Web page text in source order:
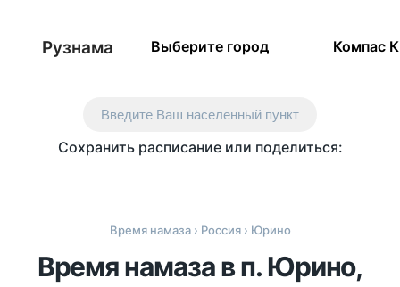
Рузнама Выберите город Компас
Введите Ваш населенный пункт
Сохранить расписание или поделиться:
Время намаза› Россия› Юрино
Время намаза в п. Юрино,